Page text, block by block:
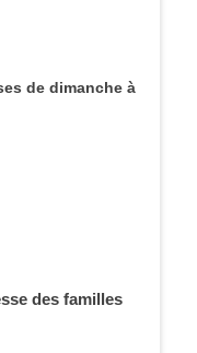
de dimanche à
des familles